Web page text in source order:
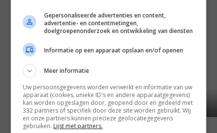
Gepersonaliseerde advertenties en content,
advertentie- en contentmetingen,
doelgroepenonderzoek en ontwikkeling van diensten
Informatie op een apparaat opslaan en/of openen
Meer informatie
Uw persoonsgegevens worden verwerkt en informatie van uw
apparaat (cookies, unieke ID's en andere apparaatgegevens)
kan worden opgeslagen door, geopend door en gedeeld met
332 partners of specifiek door deze site worden gebruikt. Wij
en onze partners kunnen precieze geolocatiegegevens
gebruiken. Lijst met partners.